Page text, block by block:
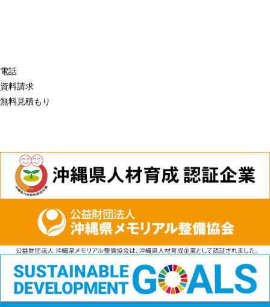
電話
資料請求
無料見積もり